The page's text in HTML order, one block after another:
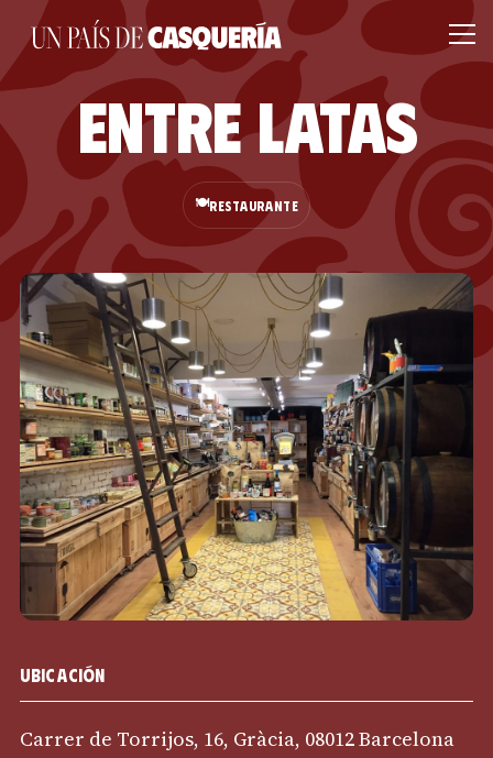
Entre Latas
🍽️RESTAURANTE
Ubicación
Carrer de Torrijos, 16, Gràcia, 08012 Barcelona